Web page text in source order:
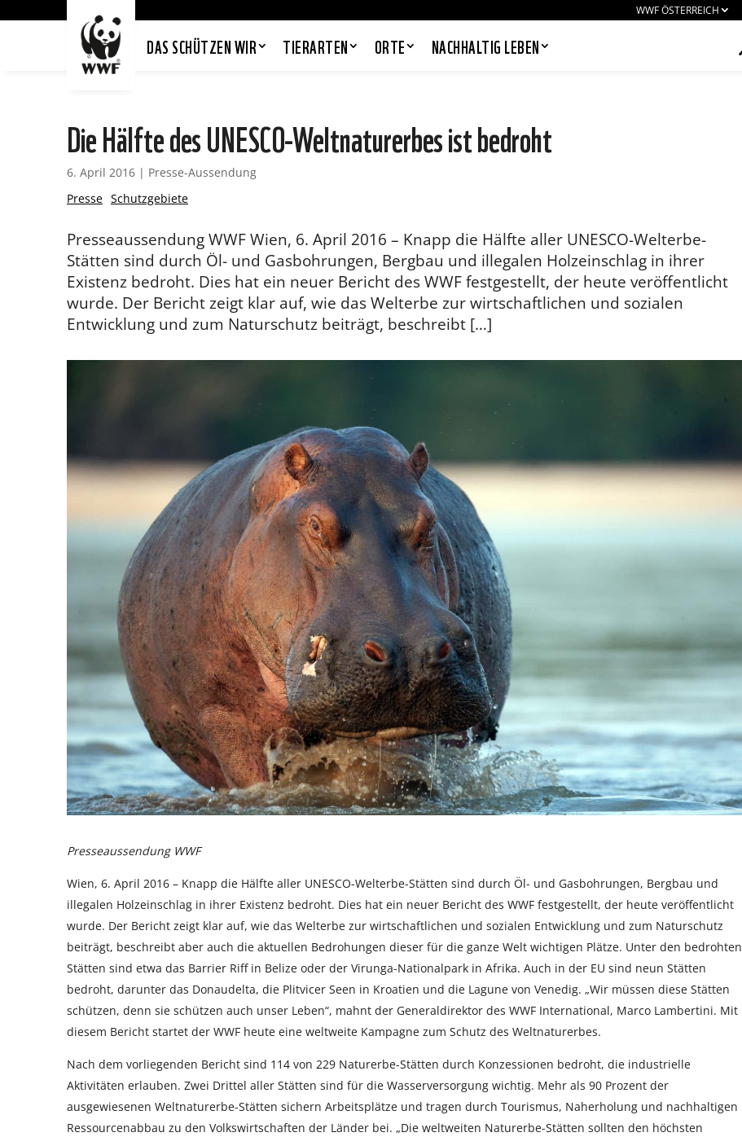
WWF ÖSTERREICH
DAS SCHÜTZEN WIR TIERARTEN ORTE NACHHALTIG LEBEN
Die Hälfte des UNESCO-Weltnaturerbes ist bedroht
6. April 2016 | Presse-Aussendung
Presse Schutzgebiete
Presseaussendung WWF Wien, 6. April 2016 – Knapp die Hälfte aller UNESCO-Welterbe-
Stätten sind durch Öl- und Gasbohrungen, Bergbau und illegalen Holzeinschlag in ihrer
Existenz bedroht. Dies hat ein neuer Bericht des WWF festgestellt, der heute veröffentlicht
wurde. Der Bericht zeigt klar auf, wie das Welterbe zur wirtschaftlichen und sozialen
Entwicklung und zum Naturschutz beiträgt, beschreibt […]
Presseaussendung WWF
Wien, 6. April 2016 – Knapp die Hälfte aller UNESCO-Welterbe-Stätten sind durch Öl- und Gasbohrungen, Bergbau und
illegalen Holzeinschlag in ihrer Existenz bedroht. Dies hat ein neuer Bericht des WWF festgestellt, der heute veröffentlicht
wurde. Der Bericht zeigt klar auf, wie das Welterbe zur wirtschaftlichen und sozialen Entwicklung und zum Naturschutz
beiträgt, beschreibt aber auch die aktuellen Bedrohungen dieser für die ganze Welt wichtigen Plätze. Unter den bedrohten
Stätten sind etwa das Barrier Riff in Belize oder der Virunga-Nationalpark in Afrika. Auch in der EU sind neun Stätten
bedroht, darunter das Donaudelta, die Plitvicer Seen in Kroatien und die Lagune von Venedig. „Wir müssen diese Stätten
schützen, denn sie schützen auch unser Leben“, mahnt der Generaldirektor des WWF International, Marco Lambertini. Mit
diesem Bericht startet der WWF heute eine weltweite Kampagne zum Schutz des Weltnaturerbes.
Nach dem vorliegenden Bericht sind 114 von 229 Naturerbe-Stätten durch Konzessionen bedroht, die industrielle
Aktivitäten erlauben. Zwei Drittel aller Stätten sind für die Wasserversorgung wichtig. Mehr als 90 Prozent der
ausgewiesenen Weltnaturerbe-Stätten sichern Arbeitsplätze und tragen durch Tourismus, Naherholung und nachhaltigen
Ressourcenabbau zu den Volkswirtschaften der Länder bei. „Die weltweiten Naturerbe-Stätten sollten den höchsten
uns eine Analyse der Zugriffe auf die
Website. Infos dazu findest du in unserer
Datenschutzerklärung. Unter
Einstellungen kannst du verwalten,
welche Art von Cookies gesetzt werden.
Deine Auswahl kannst du über den
entsprechenden Link im Footer der